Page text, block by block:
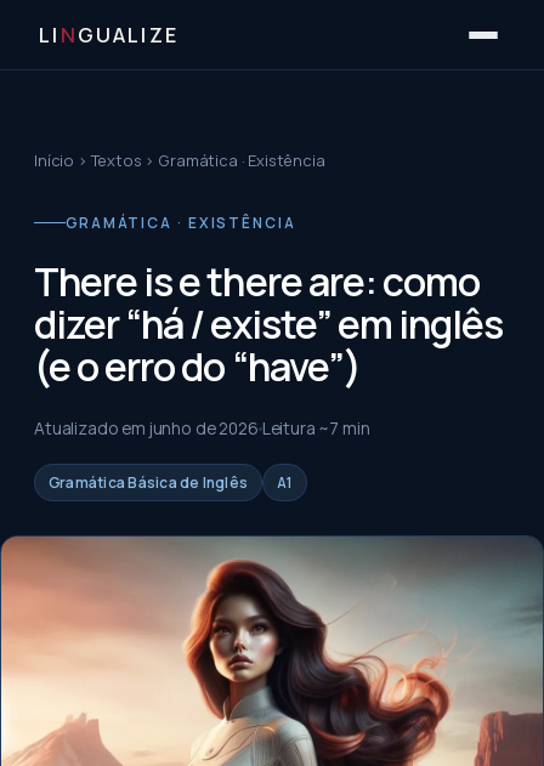
LI NGUALIZE
Início ›Textos › Gramática · Existência
GRAMÁTICA · EXISTÊNCIA
There is e there are: como
dizer “há / existe” em inglês
(e o erro do “have”)
Atualizado em junho de 2026Leitura ~7 min
Gramática Básica de Inglês A1